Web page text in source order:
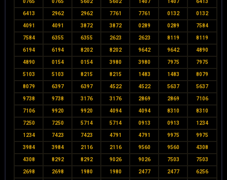
0765 0765 5602 5602 1407 1407 6413
6413 2962 2962 7761 7761 0132 0132
4091 4091 3872 3872 0289 0289 7584
7584 6355 6355 2623 2623 8119 8119
6194 6194 8202 8202 9642 9642 4890
4890 0154 0154 3980 3980 7975 7975
5103 5103 8215 8215 1483 1483 8079
8079 6397 6397 4522 4522 5637 5637
9738 9738 3176 3176 2869 2869 7106
7106 9920 9920 4094 4094 8310 8310
7250 7250 5714 5714 0913 0913 1234
1234 7423 7423 4791 4791 9975 9975
3984 3984 2116 2116 9560 9560 4308
4308 8292 8292 9026 9026 7503 7503
2698 2698 1980 1980 2477 2477 6256